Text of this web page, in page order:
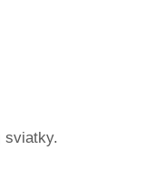
sviatky.